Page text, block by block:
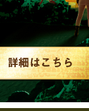
客様
ット